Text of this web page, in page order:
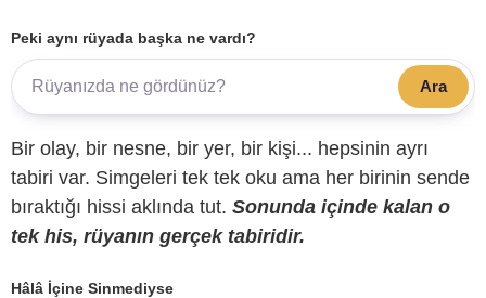
Peki aynı rüyada başka ne vardı?
Ara
Bir olay, bir nesne, bir yer, bir kişi... hepsinin ayrı
tabiri var. Simgeleri tek tek oku ama her birinin sende
bıraktığı hissi aklında tut. Sonunda içinde kalan o
tek his, rüyanın gerçek tabiridir.
Hâlâ İçine Sinmediyse